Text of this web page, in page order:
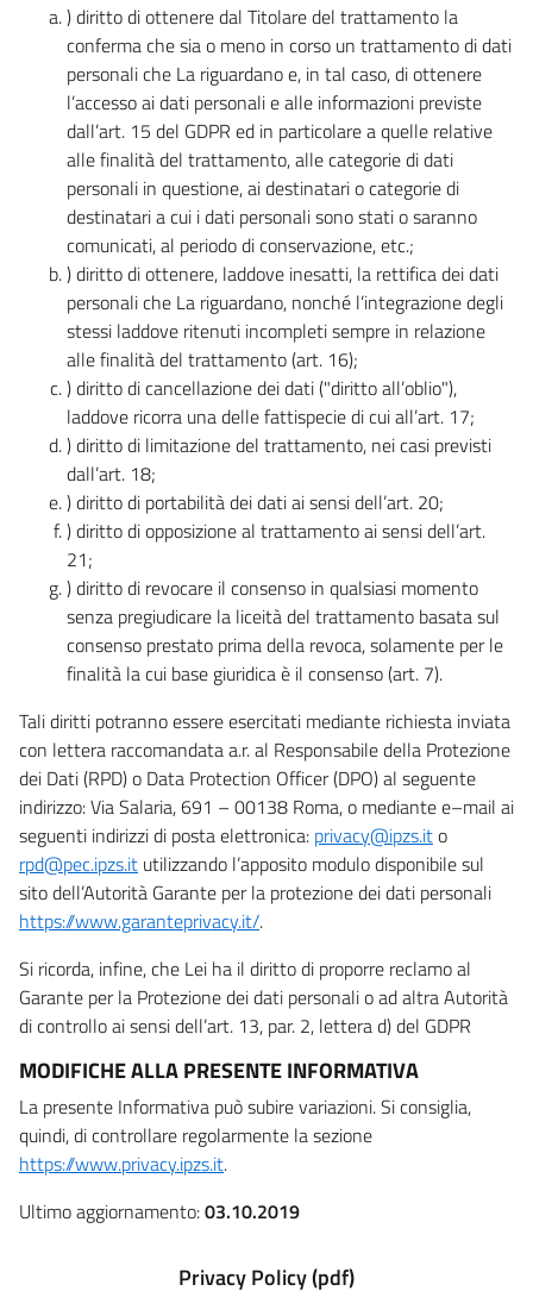
) diritto di ottenere dal Titolare del trattamento la
conferma che sia o meno in corso un trattamento di dati
personali che La riguardano e, in tal caso, di ottenere
l’accesso ai dati personali e alle informazioni previste
dall’art. 15 del GDPR ed in particolare a quelle relative
alle finalità del trattamento, alle categorie di dati
personali in questione, ai destinatari o categorie di
destinatari a cui i dati personali sono stati o saranno
comunicati, al periodo di conservazione, etc.;
) diritto di ottenere, laddove inesatti, la rettifica dei dati
personali che La riguardano, nonché l’integrazione degli
stessi laddove ritenuti incompleti sempre in relazione
alle finalità del trattamento (art. 16);
) diritto di cancellazione dei dati ("diritto all’oblio"),
laddove ricorra una delle fattispecie di cui all’art. 17;
) diritto di limitazione del trattamento, nei casi previsti
dall’art. 18;
) diritto di portabilità dei dati ai sensi dell’art. 20;
) diritto di opposizione al trattamento ai sensi dell’art.
21;
) diritto di revocare il consenso in qualsiasi momento
senza pregiudicare la liceità del trattamento basata sul
consenso prestato prima della revoca, solamente per le
finalità la cui base giuridica è il consenso (art. 7).
Tali diritti potranno essere esercitati mediante richiesta inviata
con lettera raccomandata a.r. al Responsabile della Protezione
dei Dati (RPD) o Data Protection Officer (DPO) al seguente
indirizzo: Via Salaria, 691 – 00138 Roma, o mediante e–mail ai
seguenti indirizzi di posta elettronica: privacy@ipzs.ito
rpd@pec.ipzs.it utilizzando l’apposito modulo disponibile sul
sito dell’Autorità Garante per la protezione dei dati personali
https://www.garanteprivacy.it/.
Si ricorda, infine, che Lei ha il diritto di proporre reclamo al
Garante per la Protezione dei dati personali o ad altra Autorità
di controllo ai sensi dell’art. 13, par. 2, lettera d) del GDPR
MODIFICHE ALLA PRESENTE INFORMATIVA
La presente Informativa può subire variazioni. Si consiglia,
quindi, di controllare regolarmente la sezione
https://www.privacy.ipzs.it.
Ultimo aggiornamento:03.10.2019
Privacy Policy (pdf)